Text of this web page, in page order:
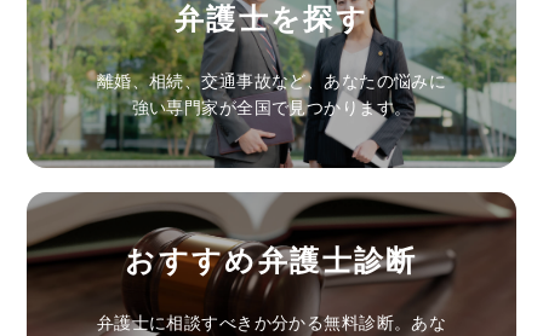
弁護士を探す
離婚、相続、交通事故など、あなたの悩みに
強い専門家が全国で見つかります。
おすすめ弁護士診断
弁護士に相談すべきか分かる無料診断。あな